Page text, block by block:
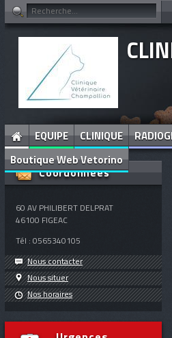
EQUIPE CLINIQUE
Boutique Web Vetorino
Coordonnées
60 AV PHILIBERT DELPRAT
46100 FIGEAC
Tél : 0565340105
Nous contacter
Nous situer
Nos horaires